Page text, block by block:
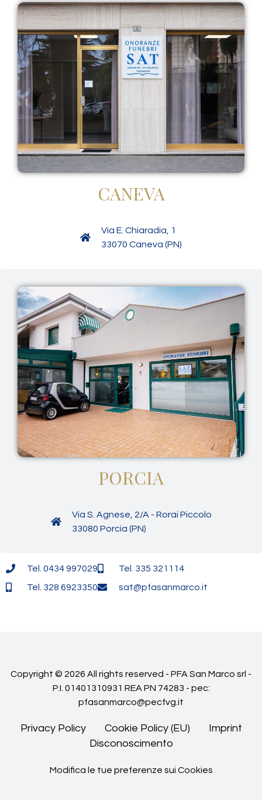
CANEVA
Via E. Chiaradia, 1
33070 Caneva (PN)
PORCIA
Via S. Agnese, 2/A - Rorai Piccolo
33080 Porcia (PN)
Tel. 0434 997029
Tel. 335 321114
Tel. 328 6923350
sat@pfasanmarco.it
Copyright © 2026 All rights reserved - PFA San Marco srl -
P.I. 01401310931 REA PN 74283 - pec:
pfasanmarco@pecfvg.it
Privacy Policy Cookie Policy (EU)
Imprint
Disconoscimento
Modifica le tue preferenze sui Cookies